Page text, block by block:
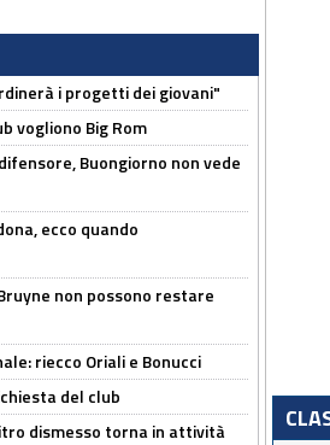
i progetti dei giovani"
vogliono Big Rom
Buongiorno non vede
ecco quando
non possono restare
riecco Oriali e Bonucci
del club
dismesso torna in attività